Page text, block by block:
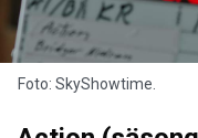
Foto: SkyShowtime.